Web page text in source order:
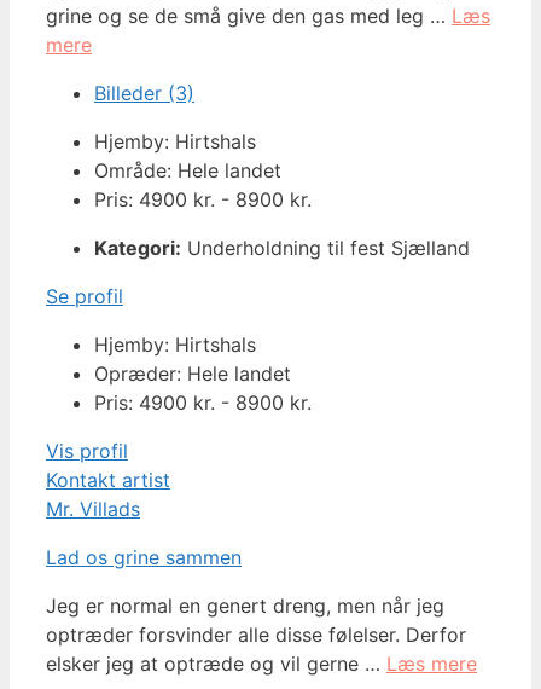
grine og se de små give den gas med leg … Læs
mere
Billeder (3)
Hjemby: Hirtshals
Område: Hele landet
Pris: 4900 kr. - 8900 kr.
Kategori: Underholdning til fest Sjælland
Se profil
Hjemby: Hirtshals
Opræder: Hele landet
Pris: 4900 kr. - 8900 kr.
Vis profil
Kontakt artist
Mr. Villads
Lad os grine sammen
Jeg er normal en genert dreng, men når jeg
optræder forsvinder alle disse følelser. Derfor
elsker jeg at optræde og vil gerne … Læs mere